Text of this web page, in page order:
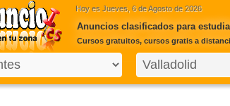
Hoy es Jueves, 6 de Agosto de 2026
Anuncios clasificados para
Cursos gratuitos, cursos gratis a